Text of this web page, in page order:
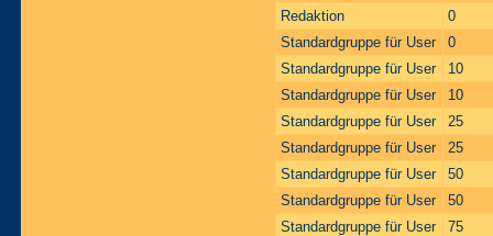
Redaktion
0
Standardgruppe für User
0
Standardgruppe für User
10
Standardgruppe für User
10
Standardgruppe für User
25
Standardgruppe für User
25
Standardgruppe für User
50
Standardgruppe für User
50
Standardgruppe für User
75